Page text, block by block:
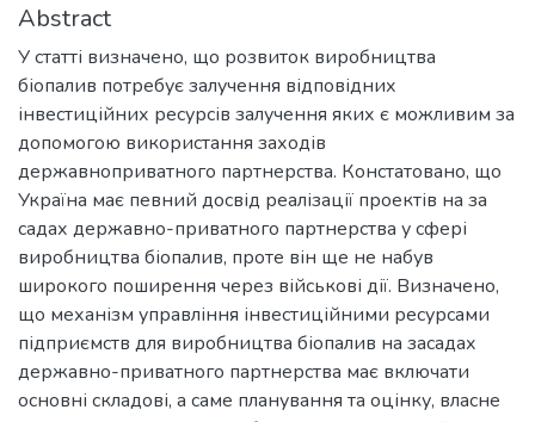
Abstract
У статті визначено, що розвиток виробництва
біопалив потребує залучення відповідних
інвестиційних ресурсів залучення яких є можливим за
допомогою використання заходів
державноприватного партнерства. Констатовано, що
Україна має певний досвід реалізації проектів на за
садах державно-приватного партнерства у сфері
виробництва біопалив, проте він ще не набув
широкого поширення через військові дії. Визначено,
що механізм управління інвестиційними ресурсами
підприємств для виробництва біопалив на засадах
державно-приватного партнерства має включати
основні складові, а саме планування та оцінку, власне